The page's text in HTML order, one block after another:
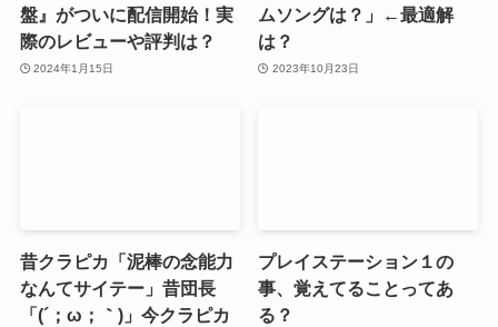
盤』がついに配信開始！実
際のレビューや評判は？
2024年1月15日
ムソングは？」←最適解
は？
2023年10月23日
昔クラピカ「泥棒の念能力
なんてサイテー」昔団長
「(´；ω；｀)」今クラピカ
プレイステーション１の
事、覚えてることってあ
る？